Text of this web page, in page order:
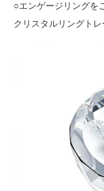
○エンゲージリングを
クリスタルリングトレ